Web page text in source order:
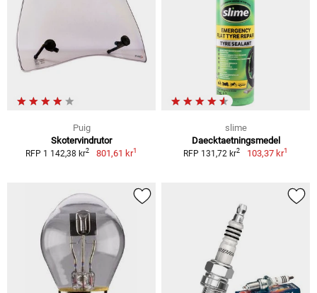
Puig
Skotervindrutor
RFP 1 142,38 kr2 801,61 kr1
slime
Daecktaetningsmedel
RFP 131,72 kr2 103,37 kr1